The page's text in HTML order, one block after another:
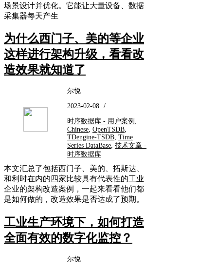
场景设计并优化。它能让大量设备、数据
采集器每天产生
为什么西门子、美的等企业
这样进行架构升级，看看改
造效果就知道了
尔悦
2023-02-08 /
时序数据库 - 用户案例 ,
Chinese, OpenTSDB,
TDengine-TSDB, Time
Series DataBase, 技术文章 -
时序数据库
本文汇总了包括西门子、美的、拓斯达、
和利时在内的四家比较具有代表性的工业
企业的架构改造案例，一起来看看他们都
是如何做的，改造效果是否达成了预期。
工业生产环境下，如何打造
全面有效的数字化监控？
尔悦